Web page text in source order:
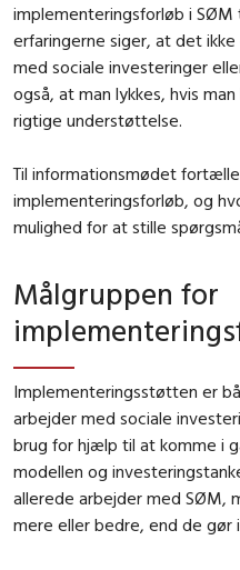
implementeringsforløb i SØM
erfaringerne siger, at det
med sociale investeringer
også, at man lykkes, hvis
rigtige understøttelse.
Til informationsmødet
implementeringsforløb, og
mulighed for at stille
Målgruppen for
Implementeringsstøtten er
arbejder med sociale
brug for hjælp til at komme i
modellen og
allerede arbejder med SØM,
mere eller bedre, end de gør